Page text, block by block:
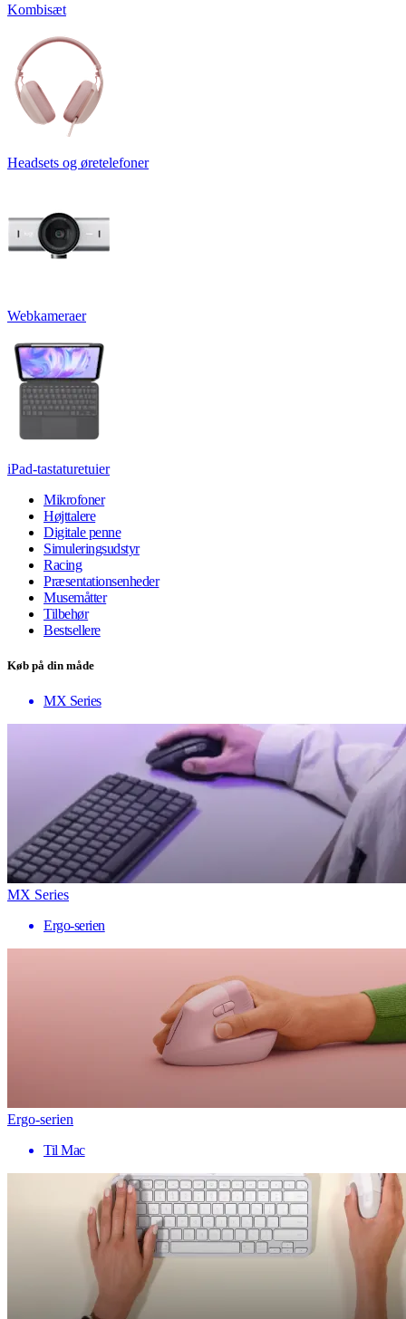
Kombisæt
Headsets og øretelefoner
Webkameraer
iPad-tastaturetuier
Mikrofoner
Højttalere
Digitale penne
Simuleringsudstyr
Racing
Præsentationsenheder
Musemåtter
Tilbehør
Bestsellere
Køb på din måde
MX Series
MX Series
Ergo-serien
Ergo-serien
Til Mac